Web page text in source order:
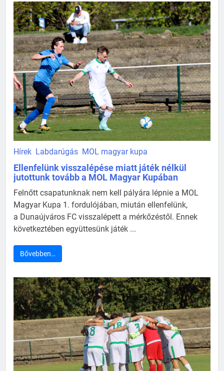
Hírek Labdarúgás MOL magyar kupa
Ellenfelünk visszalépése miatt játék nélkül
jutottunk tovább a MOL Magyar Kupában
Felnőtt csapatunknak nem kell pályára lépnie a MOL
Magyar Kupa 1. fordulójában, miután ellenfelünk,
a Dunaújváros FC visszalépett a mérkőzéstől. Ennek
következtében együttesünk játék ...
Bővebben…